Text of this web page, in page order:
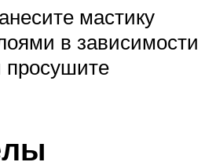
мастику
в зависимости
просушите